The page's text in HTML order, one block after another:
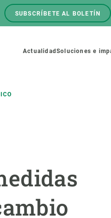
Menú
top
SUBSCRÍBETE AL BOLETÍN
Menú
Actualidad Soluciones e
de Recursos Humanos
Pide tu MSCA-PF